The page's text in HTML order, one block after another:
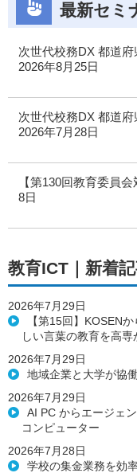
最新セミ
次世代校務DX 都道府
2026年8月25日
次世代校務DX 都道府
2026年7月28日
【第130回教育委員
8日
教育ICT｜新着
2026年7月29日
【第15回】KOSEN
しい言葉の教育を高専
2026年7月29日
地域企業と大学が協
2026年7月29日
AI PC からエージェ
コンピューター
2026年7月28日
学校の集金業務を効